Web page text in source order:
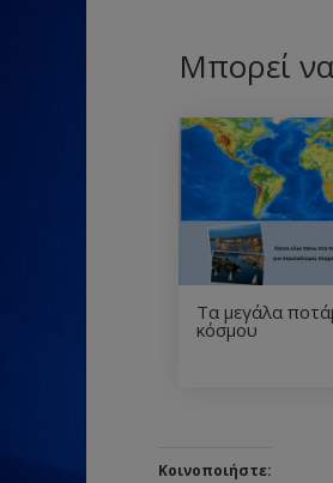
Μπορεί
Τα μεγάλα
κόσμου
Κοινοποιήστε: